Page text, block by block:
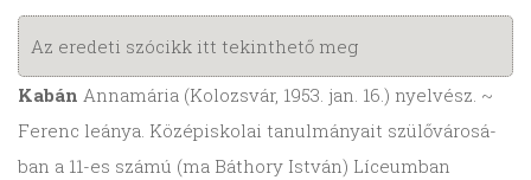
Az eredeti szócikk itt tekinthető meg
Kabán Anna­má­ria (Kolozs­vár, 1953. jan. 16.) nyel­vész. ~
Ferenc leá­nya. Közép­is­ko­lai tanul­má­nyait szülő­vá­ro­sá­
ban a 11-​es számú (ma Báthory István) Líce­um­ban